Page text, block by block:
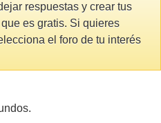
respuestas y crear tus
es gratis. Si quieres
el foro de tu interés